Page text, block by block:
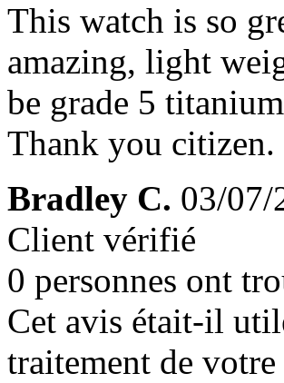
This watch is so
amazing, light
be grade 5
Thank you
Bradley C. 03/07/
Client vérifié
0 personnes ont
Cet avis était-il
traitement de